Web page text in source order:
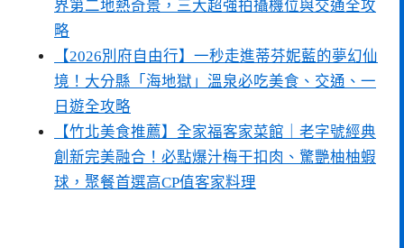
界第二地熱奇景，三大超強拍攝機位與交通全攻
略
【2026別府自由行】一秒走進蒂芬妮藍的夢幻仙
境！大分縣「海地獄」溫泉必吃美食、交通、一
日遊全攻略
【竹北美食推薦】全家福客家菜館｜老字號經典
創新完美融合！必點爆汁梅干扣肉、驚艷柚柚蝦
球，聚餐首選高CP值客家料理